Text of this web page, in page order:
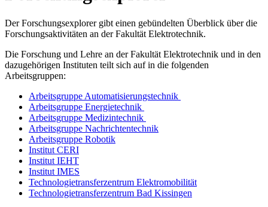
Der Forschungsexplorer gibt einen gebündelten Überblick über die
Forschungsaktivitäten an der Fakultät Elektrotechnik.
Die Forschung und Lehre an der Fakultät Elektrotechnik und in den
dazugehörigen Instituten teilt sich auf in die folgenden
Arbeitsgruppen:
Arbeitsgruppe Automatisierungstechnik
Arbeitsgruppe Energietechnik
Arbeitsgruppe Medizintechnik
Arbeitsgruppe Nachrichtentechnik
Arbeitsgruppe Robotik
Institut CERI
Institut IEHT
Institut IMES
Technologietransferzentrum Elektromobilität
Technologietransferzentrum Bad Kissingen